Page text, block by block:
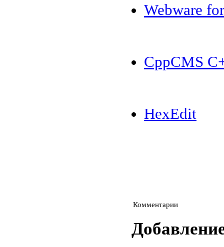
Webware
CppCMS
HexEdit
Комментарии